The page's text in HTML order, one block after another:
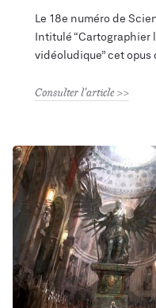
Le 18e numéro de
Intitulé
vidéoludique” cet opus
Consulter l'article